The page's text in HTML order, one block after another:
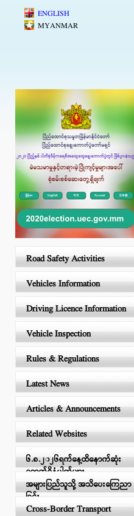
Skip to main content
ENGLISH
MYANMAR
Road Safety Activities
Vehicles Information
Driving Licence Information
Vehicle Inspection
Rules & Regulations
Latest News
Articles & Announcements
Related Websites
၆.၈.၂၀၂၆ရက်နေ့ထိနောက်ဆုံး
ရောက်ရှိနံပါတ်များ
အများပြည်သူသို့ အသိပေးကြေညာ
ခြင်း
Cross-Border Transport